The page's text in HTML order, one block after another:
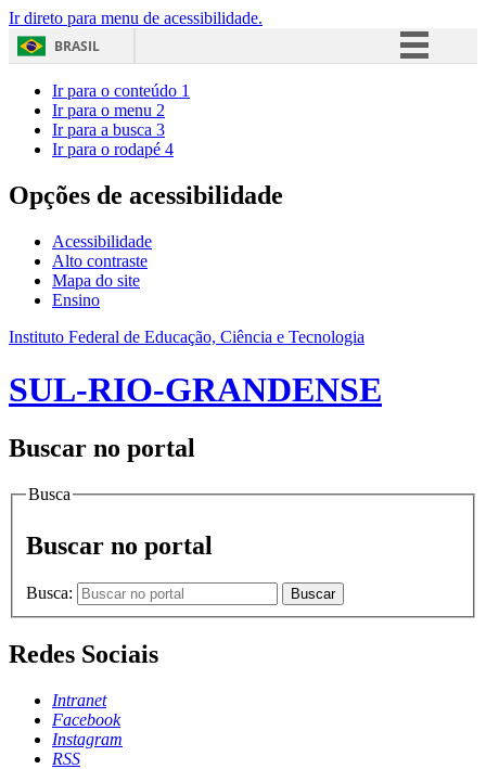
Ir direto para menu de acessibilidade.
BRASIL
Acesso à informação
Ir para o conteúdo 1
Ir para o menu 2
Ir para a busca 3
Ir para o rodapé 4
Opções de acessibilidade
Acessibilidade
Alto contraste
Mapa do site
Ensino
Instituto Federal de Educação, Ciência e Tecnologia
SUL-RIO-GRANDENSE
Buscar no portal
Busca
Buscar no portal
Busca: Buscar
Redes Sociais
Intranet
Facebook
Instagram
RSS